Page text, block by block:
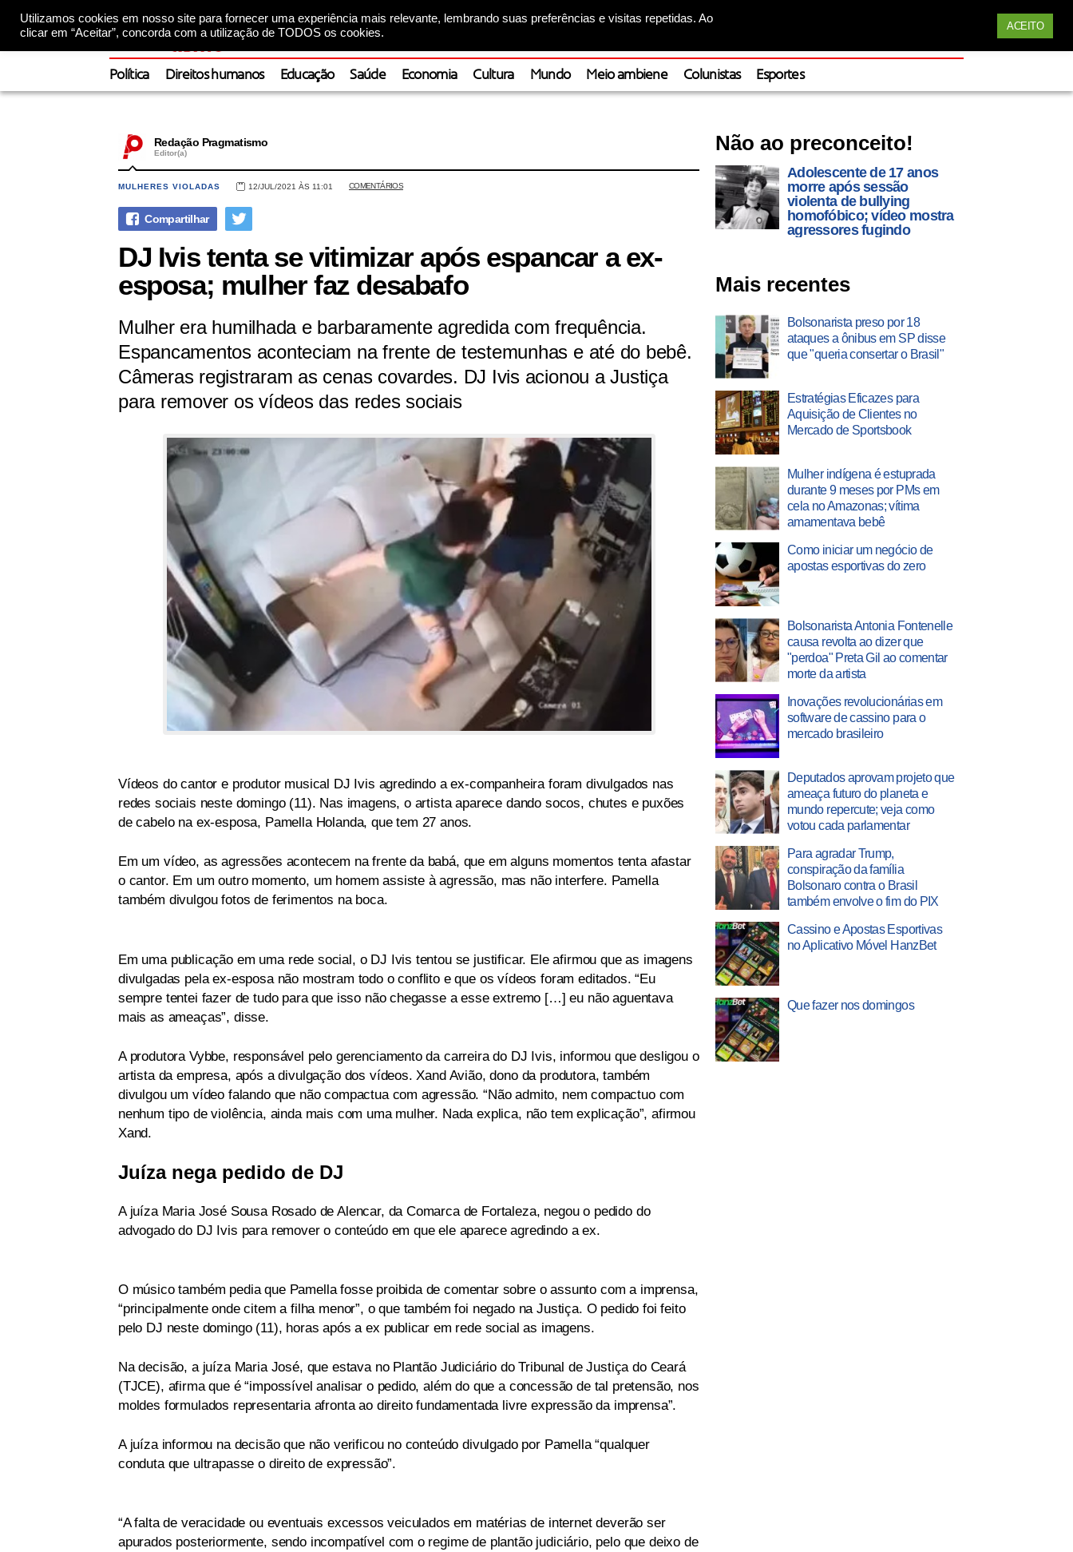
Utilizamos cookies em nosso site para fornecer uma experiência mais relevante, lembrando suas preferências e visitas repetidas. Ao
clicar em “Aceitar”, concorda com a utilização de TODOS os cookies.
ACEITO
Política Direitos humanos Educação Saúde Economia Cultura Mundo Meio ambiene Colunistas Esportes
Redação Pragmatismo
Editor(a)
MULHERES VIOLADAS 12/JUL/2021 ÀS 11:01 COMENTÁRIOS
DJ Ivis tenta se vitimizar após espancar a ex-
esposa; mulher faz desabafo
Mulher era humilhada e barbaramente agredida com frequência.
Espancamentos aconteciam na frente de testemunhas e até do bebê.
Câmeras registraram as cenas covardes. DJ Ivis acionou a Justiça
para remover os vídeos das redes sociais
Vídeos do cantor e produtor musical DJ Ivis agredindo a ex-companheira foram divulgados nas
redes sociais neste domingo (11). Nas imagens, o artista aparece dando socos, chutes e puxões
de cabelo na ex-esposa, Pamella Holanda, que tem 27 anos.
Em um vídeo, as agressões acontecem na frente da babá, que em alguns momentos tenta afastar
o cantor. Em um outro momento, um homem assiste à agressão, mas não interfere. Pamella
também divulgou fotos de ferimentos na boca.
Em uma publicação em uma rede social, o DJ Ivis tentou se justificar. Ele afirmou que as imagens
divulgadas pela ex-esposa não mostram todo o conflito e que os vídeos foram editados. “Eu
sempre tentei fazer de tudo para que isso não chegasse a esse extremo […] eu não aguentava
mais as ameaças”, disse.
A produtora Vybbe, responsável pelo gerenciamento da carreira do DJ Ivis, informou que desligou o
artista da empresa, após a divulgação dos vídeos. Xand Avião, dono da produtora, também
divulgou um vídeo falando que não compactua com agressão. “Não admito, nem compactuo com
nenhum tipo de violência, ainda mais com uma mulher. Nada explica, não tem explicação”, afirmou
Xand.
Juíza nega pedido de DJ
A juíza Maria José Sousa Rosado de Alencar, da Comarca de Fortaleza, negou o pedido do
advogado do DJ Ivis para remover o conteúdo em que ele aparece agredindo a ex.
O músico também pedia que Pamella fosse proibida de comentar sobre o assunto com a imprensa,
“principalmente onde citem a filha menor”, o que também foi negado na Justiça. O pedido foi feito
pelo DJ neste domingo (11), horas após a ex publicar em rede social as imagens.
Na decisão, a juíza Maria José, que estava no Plantão Judiciário do Tribunal de Justiça do Ceará
(TJCE), afirma que é “impossível analisar o pedido, além do que a concessão de tal pretensão, nos
moldes formulados representaria afronta ao direito fundamentada livre expressão da imprensa”.
A juíza informou na decisão que não verificou no conteúdo divulgado por Pamella “qualquer
conduta que ultrapasse o direito de expressão”.
“A falta de veracidade ou eventuais excessos veiculados em matérias de internet deverão ser
apurados posteriormente, sendo incompatível com o regime de plantão judiciário, pelo que deixo de
Não ao preconceito!
Adolescente de 17 anos
morre após sessão
violenta de bullying
homofóbico; vídeo mostra
agressores fugindo
Mais recentes
Bolsonarista preso por 18
ataques a ônibus em SP disse
que "queria consertar o Brasil"
Estratégias Eficazes para
Aquisição de Clientes no
Mercado de Sportsbook
Mulher indígena é estuprada
durante 9 meses por PMs em
cela no Amazonas; vítima
amamentava bebê
Como iniciar um negócio de
apostas esportivas do zero
Bolsonarista Antonia Fontenelle
causa revolta ao dizer que
"perdoa" Preta Gil ao comentar
morte da artista
Inovações revolucionárias em
software de cassino para o
mercado brasileiro
Deputados aprovam projeto que
ameaça futuro do planeta e
mundo repercute; veja como
votou cada parlamentar
Para agradar Trump,
conspiração da família
Bolsonaro contra o Brasil
também envolve o fim do PIX
Cassino e Apostas Esportivas
no Aplicativo Móvel HanzBet
Que fazer nos domingos